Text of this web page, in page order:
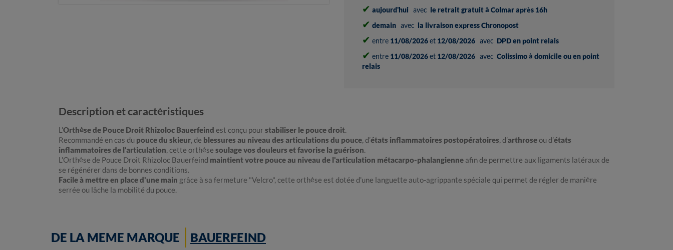
✔ aujourd'hui avec le retrait gratuit à Colmar après 16h
✔ demain avec la livraison express Chronopost
✔ entre 11/08/2026et 12/08/2026 avec DPD en point relais
✔ entre 11/08/2026et 12/08/2026 avec Colissimo à domicile ou en point
relais
Description et caractéristiques
L'Orthèse de Pouce Droit Rhizoloc Bauerfeind est conçu pourstabiliser le pouce droit.
Recommandé en cas du pouce du skieur, de blessures au niveau des articulations du pouce, d’états inflammatoires postopératoires, d’arthroseou d’états
inflammatoires de l'articulation, cette orthèse soulage vos douleurs et favorise la guérison.
L'Orthèse de Pouce Droit Rhizoloc Bauerfeind maintient votre pouce au niveau de l'articulation métacarpo-phalangienne afin de permettre aux ligaments latéraux de
se régénérer dans de bonnes conditions.
Facile à mettre en place d'une main grâce à sa fermeture "Velcro", cette orthèse est dotée d'une languette auto-agrippante spéciale qui permet de régler de manière
serrée ou lâche la mobilité du pouce.
DE LA MEME MARQUE BAUERFEIND